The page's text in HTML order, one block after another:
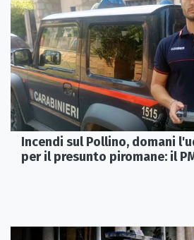
Incendi sul Pollino, domani
per il presunto piromane: il